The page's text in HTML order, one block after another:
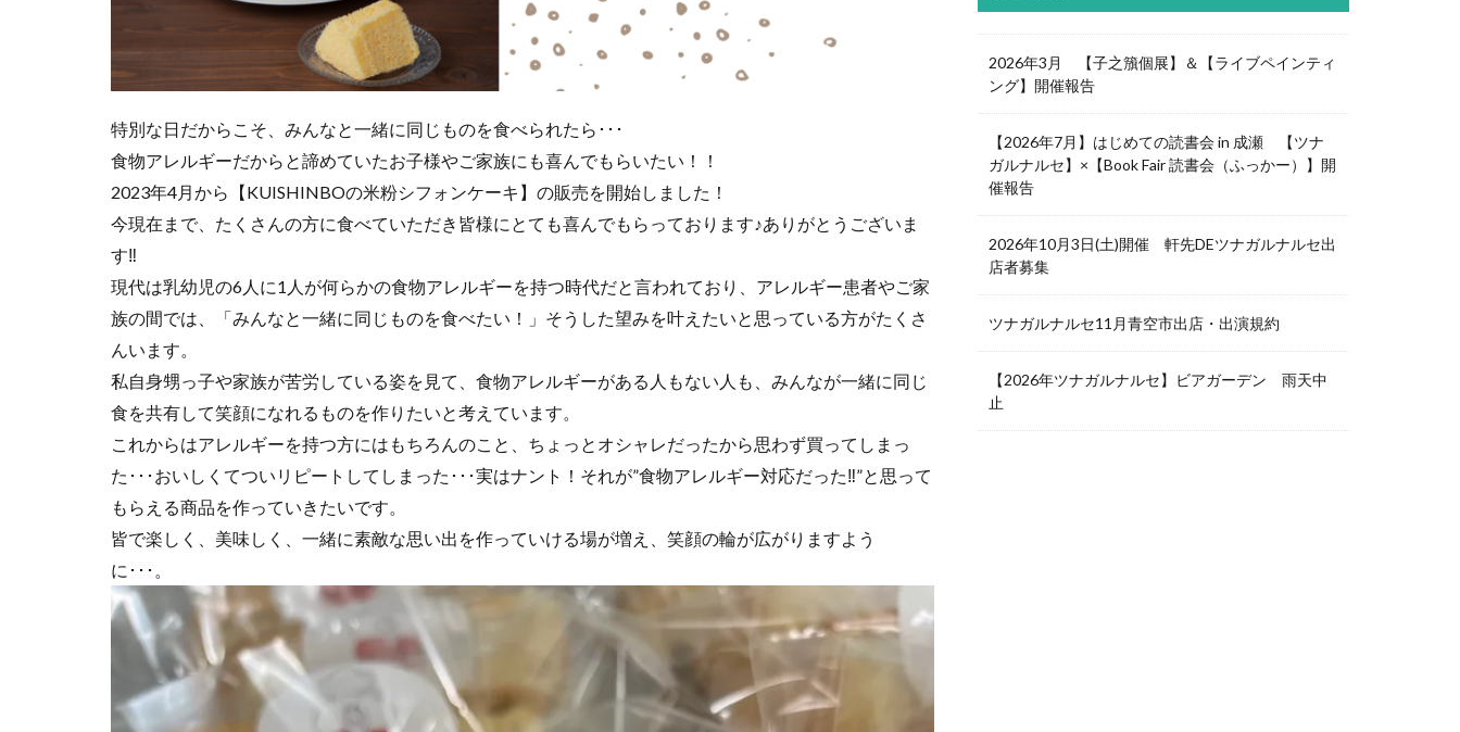
特別な日だからこそ、みんなと一緒に同じものを食べられたら･･･
食物アレルギーだからと諦めていたお子様やご家族にも喜んでもらいたい！！
2023年4月から【KUISHINBOの米粉シフォンケーキ】の販売を開始しました！
今現在まで、たくさんの方に食べていただき皆様にとても喜んでもらっております♪ありがとうございま
す‼
現代は乳幼児の6人に1人が何らかの食物アレルギーを持つ時代だと言われており、アレルギー患者やご家
族の間では、「みんなと一緒に同じものを食べたい！」そうした望みを叶えたいと思っている方がたくさ
んいます。
私自身甥っ子や家族が苦労している姿を見て、食物アレルギーがある人もない人も、みんなが一緒に同じ
食を共有して笑顔になれるものを作りたいと考えています。
これからはアレルギーを持つ方にはもちろんのこと、ちょっとオシャレだったから思わず買ってしまっ
た･･･おいしくてついリピートしてしまった･･･実はナント！それが”食物アレルギー対応だった‼”と思って
もらえる商品を作っていきたいです。
皆で楽しく、美味しく、一緒に素敵な思い出を作っていける場が増え、笑顔の輪が広がりますよう
に･･･。
2026年3月 【子之籏個展】＆【ライブペインティ
ング】開催報告
【2026年7月】はじめての読書会 in 成瀬 【ツナ
ガルナルセ】×【Book Fair 読書会（ふっかー）】開
催報告
2026年10月3日(土)開催 軒先DEツナガルナルセ出
店者募集
ツナガルナルセ11月青空市出店・出演規約
【2026年ツナガルナルセ】ビアガーデン 雨天中
止